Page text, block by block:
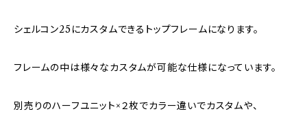
シェルコン25にカスタムできるトップフレームになります。
フレームの中は様々なカスタムが可能な仕様になっています。
別売りのハーフユニット×２枚でカラー違いでカスタムや、